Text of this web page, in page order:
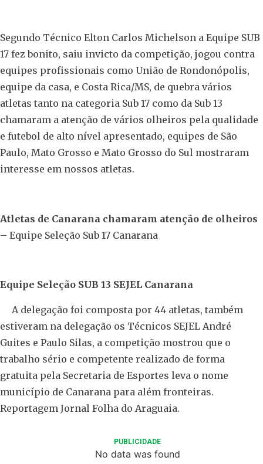
Segundo Técnico Elton Carlos Michelson a Equipe SUB
17 fez bonito, saiu invicto da competição, jogou contra
equipes profissionais como União de Rondonópolis,
equipe da casa, e Costa Rica/MS, de quebra vários
atletas tanto na categoria Sub 17 como da Sub 13
chamaram a atenção de vários olheiros pela qualidade
e futebol de alto nível apresentado, equipes de São
Paulo, Mato Grosso e Mato Grosso do Sul mostraram
interesse em nossos atletas.
Atletas de Canarana chamaram atenção de olheiros
– Equipe Seleção Sub 17 Canarana
Equipe Seleção SUB 13 SEJEL Canarana
A delegação foi composta por 44 atletas, também
estiveram na delegação os Técnicos SEJEL André
Guites e Paulo Silas, a competição mostrou que o
trabalho sério e competente realizado de forma
gratuita pela Secretaria de Esportes leva o nome
município de Canarana para além fronteiras.
Reportagem Jornal Folha do Araguaia.
PUBLICIDADE
No data was found